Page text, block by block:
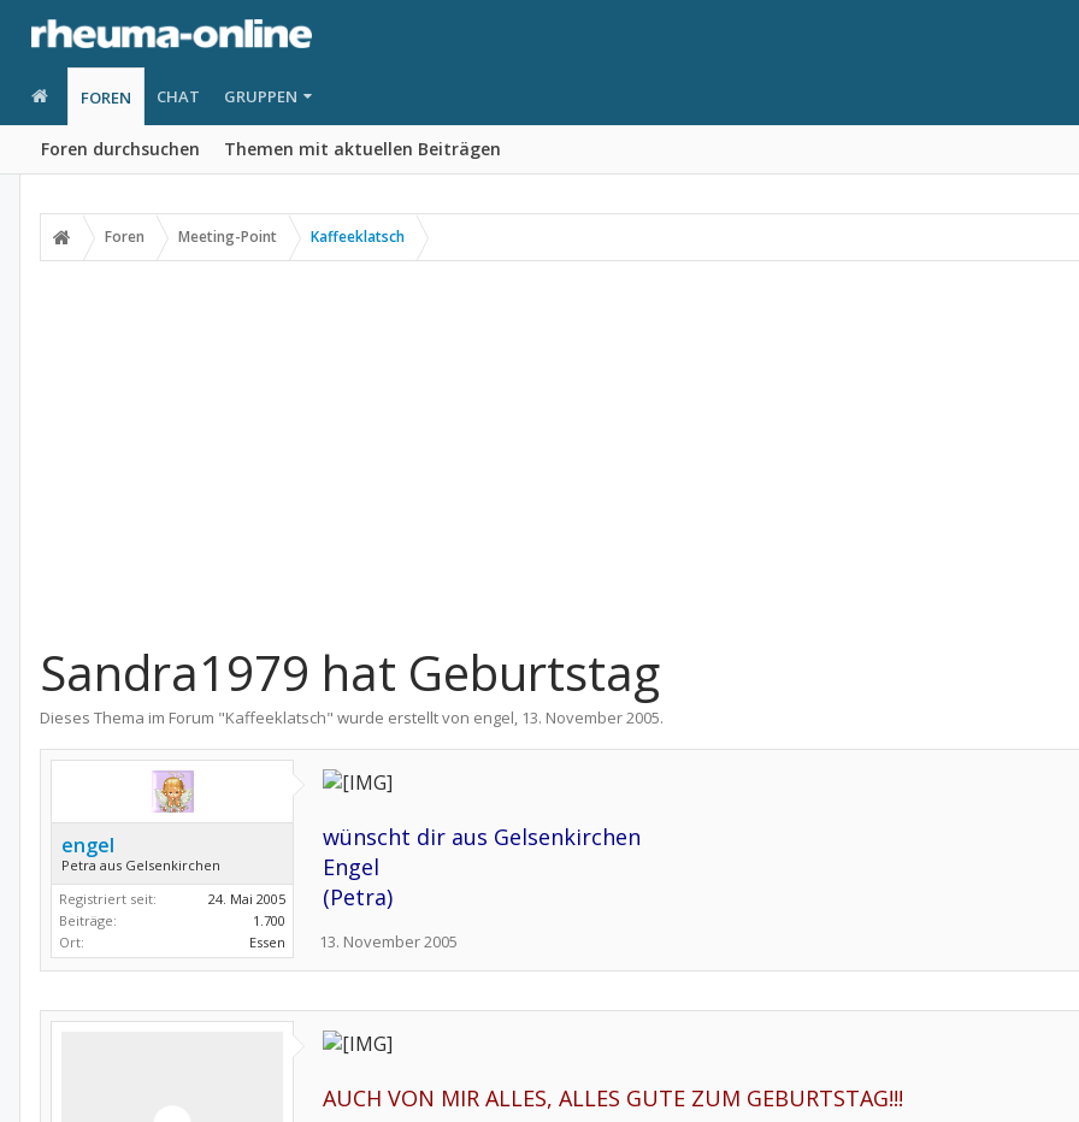
FOREN
Foren durchsuchen Themen mit aktuellen Beiträgen
CHAT GRUPPEN
Foren Meeting-Point Kaffeeklatsch
Sandra1979 hat Geburtstag
Dieses Thema im Forum "Kaffeeklatsch" wurde erstellt von engel, 13. November 2005.
engel
Petra aus Gelsenkirchen
Registriert seit:
24. Mai 2005
Beiträge:
1.700
Ort:
Essen
wünscht dir aus Gelsenkirchen
Engel
(Petra)
13. November 2005
AUCH VON MIR ALLES, ALLES GUTE ZUM GEBURTSTAG!!!